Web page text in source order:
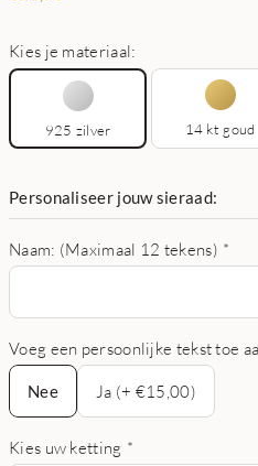
Kies je materiaal:
925 zilver 14 kt goud
Personaliseer jouw sieraad:
Naam: (Maximaal 12 tekens) *
Voeg een persoonlijke tekst toe
Nee
Nee
Ja (+ €15,00)
Kies uw ketting *